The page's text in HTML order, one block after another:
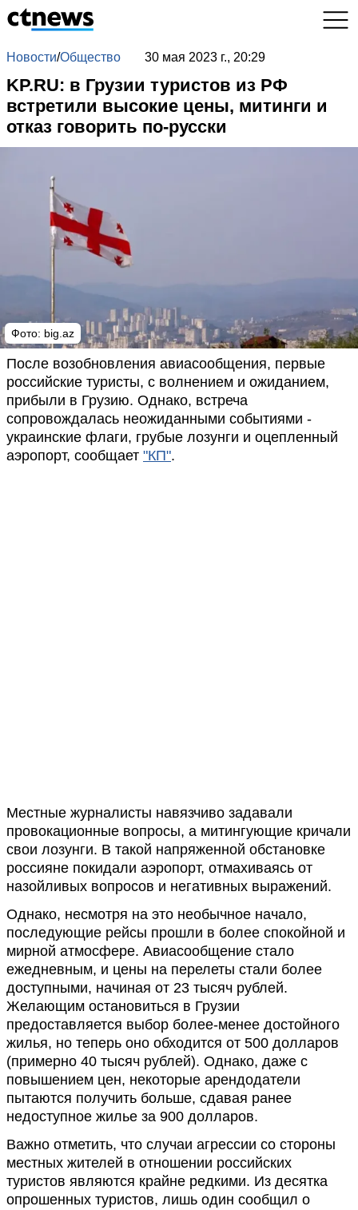
Новости/Общество 30 мая 2023 г., 20:29
KP.RU: в Грузии туристов из РФ
встретили высокие цены, митинги и
отказ говорить по-русски
Фото: big.az
После возобновления авиасообщения, первые
российские туристы, с волнением и ожиданием,
прибыли в Грузию. Однако, встреча
сопровождалась неожиданными событиями -
украинские флаги, грубые лозунги и оцепленный
аэропорт, сообщает "КП".
Местные журналисты навязчиво задавали
провокационные вопросы, а митингующие кричали
свои лозунги. В такой напряженной обстановке
россияне покидали аэропорт, отмахиваясь от
назойливых вопросов и негативных выражений.
Однако, несмотря на это необычное начало,
последующие рейсы прошли в более спокойной и
мирной атмосфере. Авиасообщение стало
ежедневным, и цены на перелеты стали более
доступными, начиная от 23 тысяч рублей.
Желающим остановиться в Грузии
предоставляется выбор более-менее достойного
жилья, но теперь оно обходится от 500 долларов
(примерно 40 тысяч рублей). Однако, даже с
повышением цен, некоторые арендодатели
пытаются получить больше, сдавая ранее
недоступное жилье за 900 долларов.
Важно отметить, что случаи агрессии со стороны
местных жителей в отношении российских
туристов являются крайне редкими. Из десятка
опрошенных туристов, лишь один сообщил о